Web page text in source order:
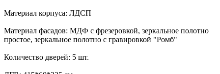
Материал корпуса: ЛДСП
Материал фасадов: МДФ с фрезеровкой, зеркальное полотно
простое, зеркальное полотно с гравировкой "Ромб"
Количество дверей: 5 шт.